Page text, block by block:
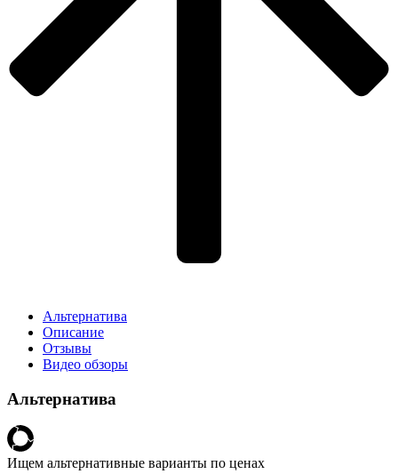
Альтернатива
Описание
Отзывы
Видео обзоры
Альтернатива
Ищем альтернативные варианты по ценах